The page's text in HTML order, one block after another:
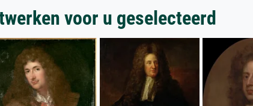
voor u geselecteerd